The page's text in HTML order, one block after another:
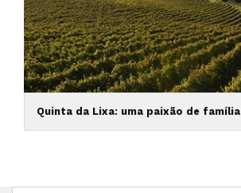
Quinta da Lixa: uma paixão de família